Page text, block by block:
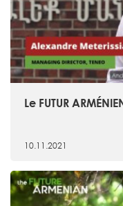
Le FUTUR
10.11.2021